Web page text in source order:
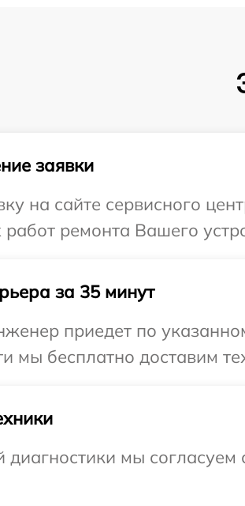
заявки
на сайте сервисного
ремонта Вашего
за 35 минут
приедет по
мы бесплатно доставим
диагностики мы